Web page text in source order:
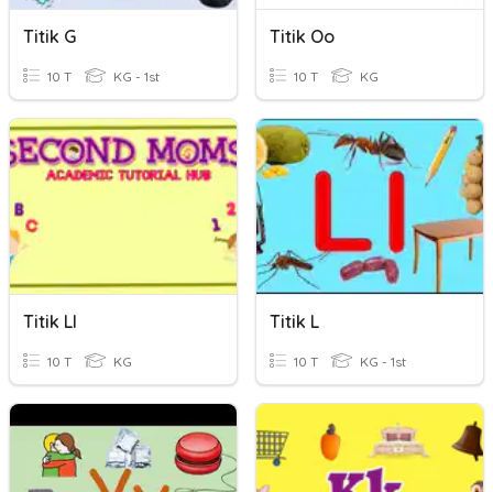
Titik G
10 T KG - 1st
Titik Oo
10 T KG
Titik Ll
10 T KG
Titik L
10 T KG - 1st